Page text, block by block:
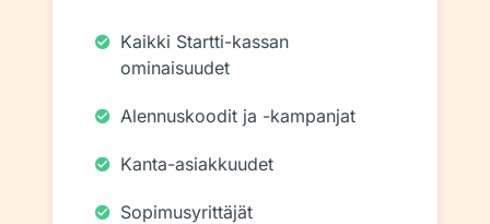
Kaikki Startti-kassan
ominaisuudet
Alennuskoodit ja -kampanjat
Kanta-asiakkuudet
Sopimusyrittäjät